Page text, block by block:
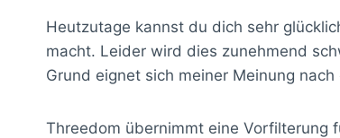
Heutzutage kannst du dich sehr
macht. Leider wird dies zunehmend
Grund eignet sich meiner Meinung nach
Threedom übernimmt eine Vorfilterung